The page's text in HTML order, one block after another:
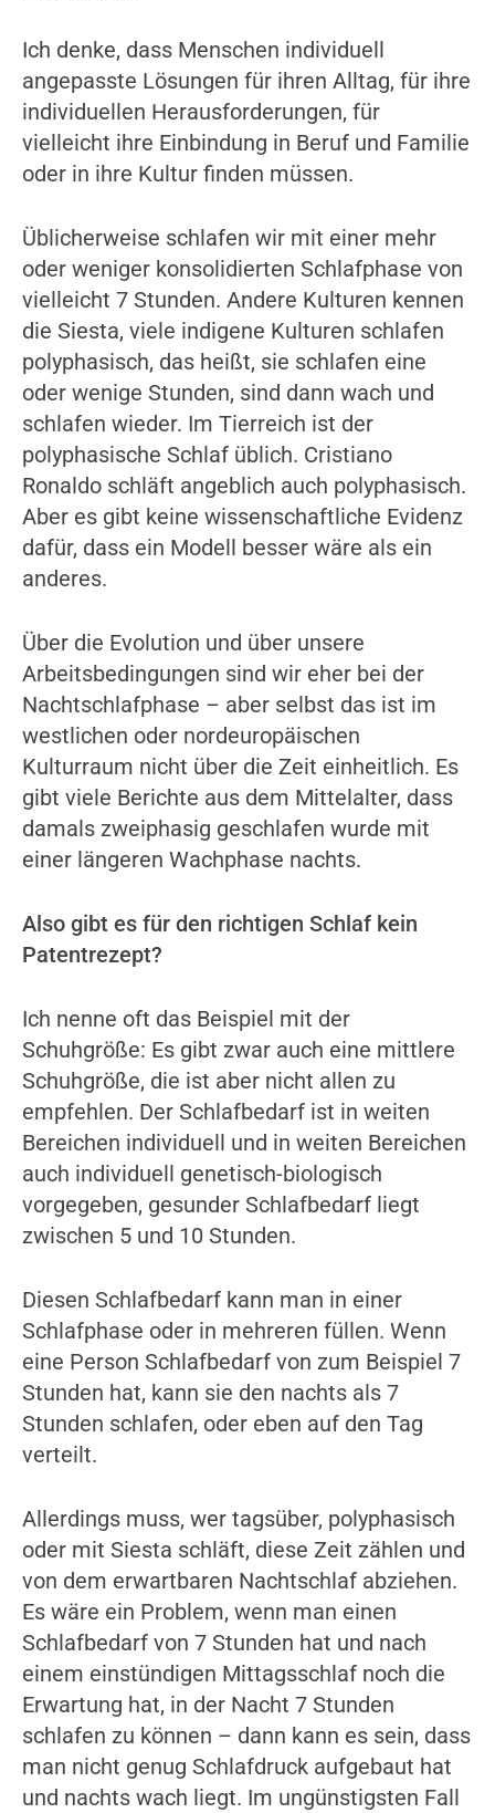
Ich denke, dass Menschen individuell
angepasste Lösungen für ihren Alltag, für ihre
individuellen Herausforderungen, für
vielleicht ihre Einbindung in Beruf und Familie
oder in ihre Kultur finden müssen.
Üblicherweise schlafen wir mit einer mehr
oder weniger konsolidierten Schlafphase von
vielleicht 7 Stunden. Andere Kulturen kennen
die Siesta, viele indigene Kulturen schlafen
polyphasisch, das heißt, sie schlafen eine
oder wenige Stunden, sind dann wach und
schlafen wieder. Im Tierreich ist der
polyphasische Schlaf üblich. Cristiano
Ronaldo schläft angeblich auch polyphasisch.
Aber es gibt keine wissenschaftliche Evidenz
dafür, dass ein Modell besser wäre als ein
anderes.
Über die Evolution und über unsere
Arbeitsbedingungen sind wir eher bei der
Nachtschlafphase – aber selbst das ist im
westlichen oder nordeuropäischen
Kulturraum nicht über die Zeit einheitlich. Es
gibt viele Berichte aus dem Mittelalter, dass
damals zweiphasig geschlafen wurde mit
einer längeren Wachphase nachts.
Also gibt es für den richtigen Schlaf kein
Patentrezept?
Ich nenne oft das Beispiel mit der
Schuhgröße: Es gibt zwar auch eine mittlere
Schuhgröße, die ist aber nicht allen zu
empfehlen. Der Schlafbedarf ist in weiten
Bereichen individuell und in weiten Bereichen
auch individuell genetisch-biologisch
vorgegeben, gesunder Schlafbedarf liegt
zwischen 5 und 10 Stunden.
Diesen Schlafbedarf kann man in einer
Schlafphase oder in mehreren füllen. Wenn
eine Person Schlafbedarf von zum Beispiel 7
Stunden hat, kann sie den nachts als 7
Stunden schlafen, oder eben auf den Tag
verteilt.
Allerdings muss, wer tagsüber, polyphasisch
oder mit Siesta schläft, diese Zeit zählen und
von dem erwartbaren Nachtschlaf abziehen.
Es wäre ein Problem, wenn man einen
Schlafbedarf von 7 Stunden hat und nach
einem einstündigen Mittagsschlaf noch die
Erwartung hat, in der Nacht 7 Stunden
schlafen zu können – dann kann es sein, dass
man nicht genug Schlafdruck aufgebaut hat
und nachts wach liegt. Im ungünstigsten Fall